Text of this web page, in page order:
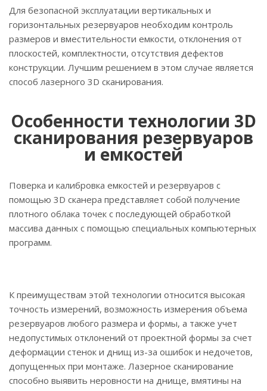
Для безопасной эксплуатации вертикальных и
горизонтальных резервуаров необходим контроль
размеров и вместительности емкости, отклонения от
плоскостей, комплектности, отсутствия дефектов
конструкции. Лучшим решением в этом случае является
способ лазерного 3D сканирования.
Особенности технологии 3D
сканирования резервуаров
и емкостей
Поверка и калибровка емкостей и резервуаров с
помощью 3D сканера представляет собой получение
плотного облака точек с последующей обработкой
массива данных с помощью специальных компьютерных
программ.
К преимуществам этой технологии относится высокая
точность измерений, возможность измерения объема
резервуаров любого размера и формы, а также учет
недопустимых отклонений от проектной формы за счет
деформации стенок и днищ из-за ошибок и недочетов,
допущенных при монтаже. Лазерное сканирование
способно выявить неровности на днище, вмятины на